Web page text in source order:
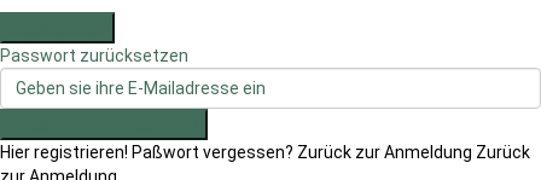
Passwort zurücksetzen
Hier registrieren! Paßwort vergessen? Zurück zur Anmeldung Zurück
zur Anmeldung